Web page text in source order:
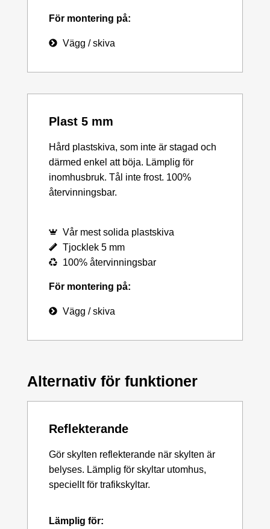
För montering på:
Vägg / skiva
Plast 5 mm
Hård plastskiva, som inte är stagad och
därmed enkel att böja. Lämplig för
inomhusbruk. Tål inte frost. 100%
återvinningsbar.
Vår mest solida plastskiva
Tjocklek 5 mm
100% återvinningsbar
För montering på:
Vägg / skiva
Alternativ för funktioner
Reflekterande
Gör skylten reflekterande när skylten är
belyses. Lämplig för skyltar utomhus,
speciellt för trafikskyltar.
Lämplig för: